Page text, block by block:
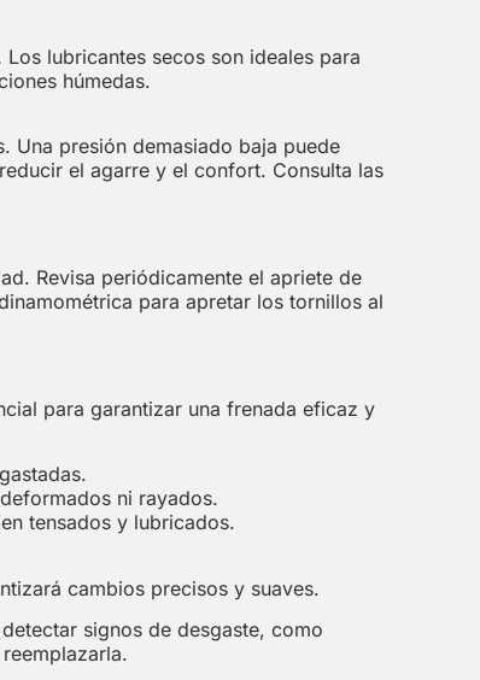
lubricantes secos son ideales para
húmedas.
Una presión demasiado baja puede
el agarre y el confort. Consulta las
Revisa periódicamente el apriete de
para apretar los tornillos al
para garantizar una frenada eficaz y
ni rayados.
tensados y lubricados.
cambios precisos y suaves.
signos de desgaste, como